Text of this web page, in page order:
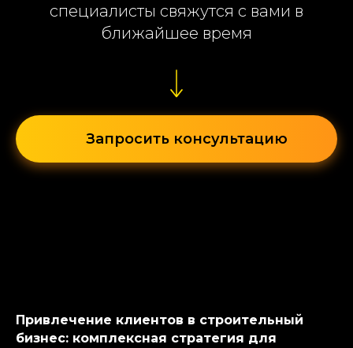
специалисты свяжутся с вами в
ближайшее время
Запросить консультацию
Привлечение клиентов в строительный
бизнес: комплексная стратегия для